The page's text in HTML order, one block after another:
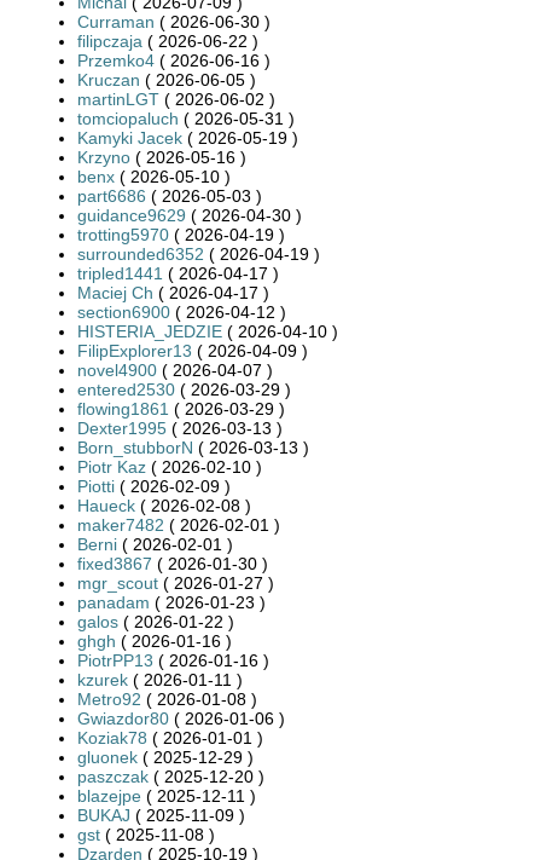
Curraman ( 2026-06-30 )
filipczaja ( 2026-06-22 )
Przemko4 ( 2026-06-16 )
Kruczan ( 2026-06-05 )
martinLGT ( 2026-06-02 )
tomciopaluch ( 2026-05-31 )
Kamyki Jacek ( 2026-05-19 )
Krzyno ( 2026-05-16 )
benx ( 2026-05-10 )
part6686 ( 2026-05-03 )
guidance9629 ( 2026-04-30 )
trotting5970 ( 2026-04-19 )
surrounded6352 ( 2026-04-19 )
tripled1441 ( 2026-04-17 )
Maciej Ch ( 2026-04-17 )
section6900 ( 2026-04-12 )
HISTERIA_JEDZIE ( 2026-04-10 )
FilipExplorer13 ( 2026-04-09 )
novel4900 ( 2026-04-07 )
entered2530 ( 2026-03-29 )
flowing1861 ( 2026-03-29 )
Dexter1995 ( 2026-03-13 )
Born_stubborN ( 2026-03-13 )
Piotr Kaz ( 2026-02-10 )
Piotti ( 2026-02-09 )
Haueck ( 2026-02-08 )
maker7482 ( 2026-02-01 )
Berni ( 2026-02-01 )
fixed3867 ( 2026-01-30 )
mgr_scout ( 2026-01-27 )
panadam ( 2026-01-23 )
galos ( 2026-01-22 )
ghgh ( 2026-01-16 )
PiotrPP13 ( 2026-01-16 )
kzurek ( 2026-01-11 )
Metro92 ( 2026-01-08 )
Gwiazdor80 ( 2026-01-06 )
Koziak78 ( 2026-01-01 )
gluonek ( 2025-12-29 )
paszczak ( 2025-12-20 )
blazejpe ( 2025-12-11 )
BUKAJ ( 2025-11-09 )
gst ( 2025-11-08 )
Dzarden ( 2025-10-19 )